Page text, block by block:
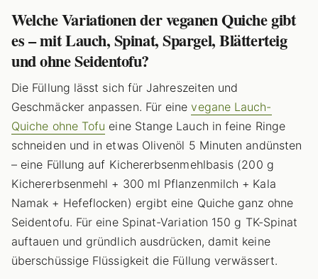
Welche Variationen der veganen Quiche gibt
es – mit Lauch, Spinat, Spargel, Blätterteig
und ohne Seidentofu?
Die Füllung lässt sich für Jahreszeiten und
Geschmäcker anpassen. Für einevegane Lauch-
Quiche ohne Tofu eine Stange Lauch in feine Ringe
schneiden und in etwas Olivenöl 5 Minuten andünsten
– eine Füllung auf Kichererbsenmehlbasis (200 g
Kichererbsenmehl + 300 ml Pflanzenmilch + Kala
Namak + Hefeflocken) ergibt eine Quiche ganz ohne
Seidentofu. Für eine Spinat-Variation 150 g TK-Spinat
auftauen und gründlich ausdrücken, damit keine
überschüssige Flüssigkeit die Füllung verwässert.